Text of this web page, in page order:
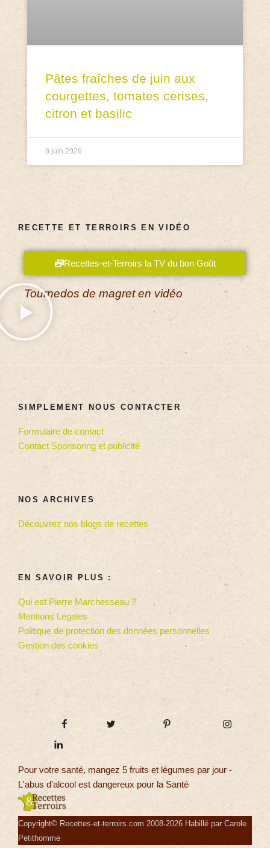
Pâtes fraîches de juin aux
courgettes, tomates cerises,
citron et basilic
8 juin 2026
RECETTE ET TERROIRS EN VIDÉO
Recettes-et-Terroirs la TV du bon Goût
Tournedos de magret en vidéo
SIMPLEMENT NOUS CONTACTER
Formulaire de contact
Contact Sponsoring et publicité
NOS ARCHIVES
Découvrez nos blogs de recettes
EN SAVOIR PLUS :
Qui est Pierre Marchesseau ?
Mentions Légales
Politique de protection des données personnelles
Gestion des cookies
Pour votre santé, mangez 5 fruits et légumes par jour -
L'abus d'alcool est dangereux pour la Santé
Copyright© Recettes-et-terroirs.com 2008-2026 Habillé par Carole
Petithomme